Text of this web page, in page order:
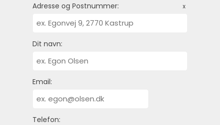
Adresse og Postnummer: x
Dit navn:
Email:
Telefon: